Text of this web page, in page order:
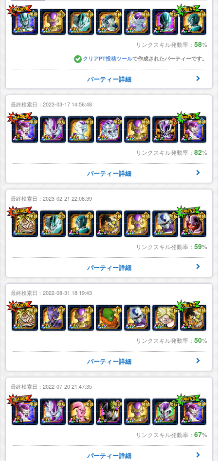
リンクスキル発動率： 58%
クリアPT投稿ツールで作成されたパーティーです。
パーティー詳細
最終検索日：2023-03-17 14:56:48
リンクスキル発動率： 82%
パーティー詳細
最終検索日：2023-02-21 22:08:39
リンクスキル発動率： 59%
パーティー詳細
最終検索日：2022-08-31 18:19:43
リンクスキル発動率： 50%
パーティー詳細
最終検索日：2022-07-20 21:47:35
リンクスキル発動率： 67%
パーティー詳細